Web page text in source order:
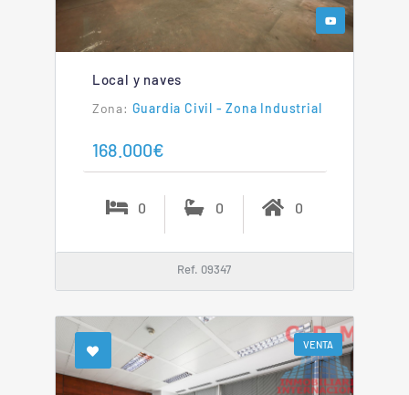
Local y naves
Guardia Civil - Zona Industrial
168.000€
0 0 0
Ref. 09347
VENTA